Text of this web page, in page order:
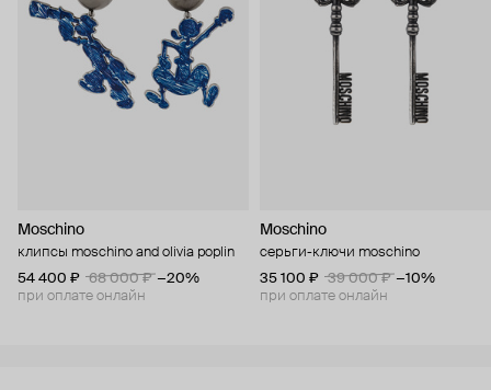
Moschino
клипсы moschino and olivia poplin
54 400 ₽
68 000 ₽ −20%
при оплате онлайн
Moschino
серьги-ключи moschino
35 100 ₽
39 000 ₽ −10%
при оплате онлайн